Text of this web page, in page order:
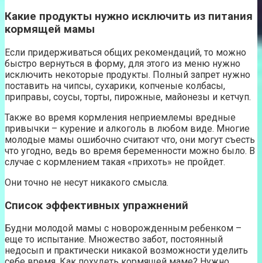
Какие продукты нужно исключить из питания
кормящей мамы
Если придерживаться общих рекомендаций, то можно
быстро вернуться в форму, для этого из меню нужно
исключить некоторые продукты. Полный запрет нужно
поставить на чипсы, сухарики, копченые колбасы,
приправы, соусы, торты, пирожные, майонезы и кетчуп.
Также во время кормления неприемлемы вредные
привычки – курение и алкоголь в любом виде. Многие
молодые мамы ошибочно считают что, они могут съесть
что угодно, ведь во время беременности можно было. В
случае с кормлением такая «прихоть» не пройдет.
Они точно не несут никакого смысла.
Список эффективных упражнений
Будни молодой мамы с новорожденным ребенком –
еще то испытание. Множество забот, постоянный
недосып и практически никакой возможности уделить